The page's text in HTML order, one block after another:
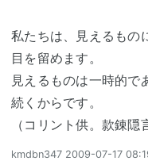
私たちは、見えるもの
目を留めます。
見えるものは一時的で
続くからです。
（コリント供。款錬隠
kmdbn347 2009-07-17